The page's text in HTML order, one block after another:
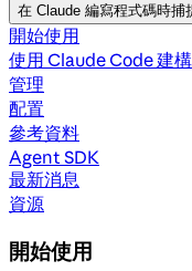
在 Claude 編寫程式碼時捕
開始使用
使用 Claude Code 建構
管理
配置
參考資料
Agent SDK
最新消息
資源
開始使用